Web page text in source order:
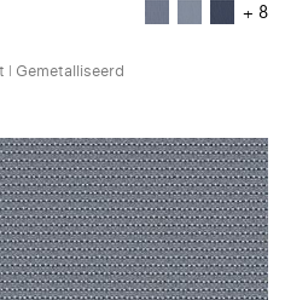
+ 8
| Gemetalliseerd